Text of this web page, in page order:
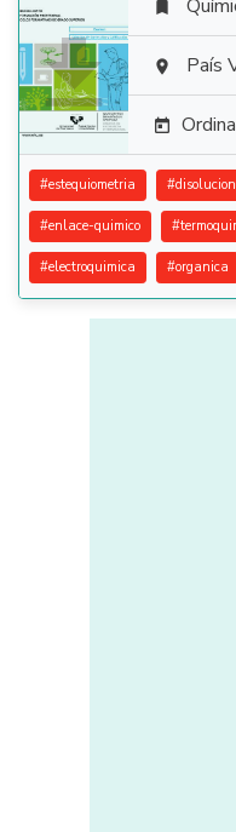


 País

#estequiometria #
#enlace-quimico #
#electroquimica #organica